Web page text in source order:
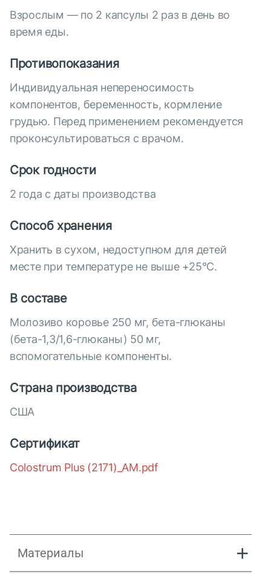
Взрослым — по 2 капсулы 2 раз в день во
время еды.
Противопоказания
Индивидуальная непереносимость
компонентов, беременность, кормление
грудью. Перед применением рекомендуется
проконсультироваться с врачом.
Срок годности
2 года с даты производства
Способ хранения
Хранить в сухом, недоступном для детей
месте при температуре не выше +25°С.
В составе
Молозиво коровье 250 мг, бета-глюканы
(бета-1,3/1,6-глюканы) 50 мг,
вспомогательные компоненты.
Страна производства
США
Сертификат
Colostrum Plus (2171)_AM.pdf
Материалы